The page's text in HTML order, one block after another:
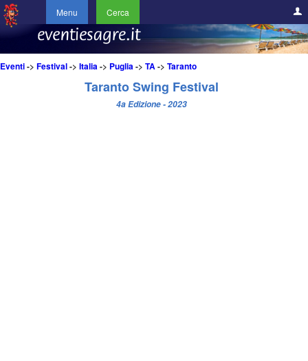
Menu Cerca
Eventi-> Festival-> Italia-> Puglia-> TA-> Taranto
Taranto Swing Festival
4a Edizione - 2023